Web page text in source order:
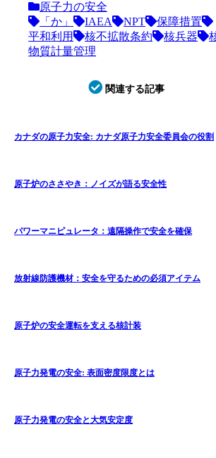
原子力の安全
「か」
IAEA NPT
保障措置
平和利用
核不拡散条約 核兵器
物質計量管理
関連する記事
カナダの原子力安全: カナダ原子力安全委員会の役割
原子炉のささやき：ノイズが語る安全性
パワーマニピュレータ：遠隔操作で安全を確保
放射線防護機材：安全を守るための必須アイテム
原子炉の安全運転を支える核計装
原子力発電の安全: 表面密度限度とは
原子力発電の安全と大気安定度